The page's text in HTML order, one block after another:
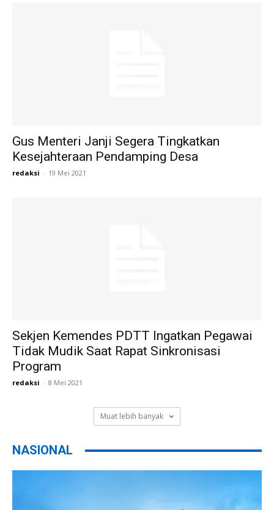
Gus Menteri Janji Segera Tingkatkan
Kesejahteraan Pendamping Desa
redaksi - 19 Mei 2021
Sekjen Kemendes PDTT Ingatkan Pegawai
Tidak Mudik Saat Rapat Sinkronisasi
Program
redaksi - 8 Mei 2021
Muat lebih banyak
NASIONAL